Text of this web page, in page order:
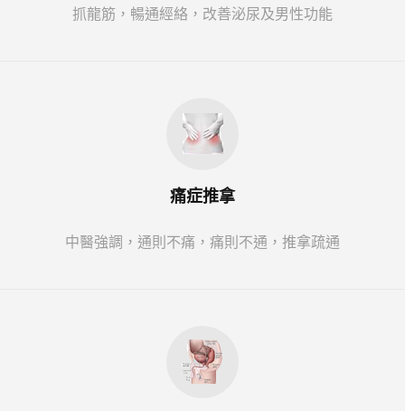
抓龍筋，暢通經絡，改善泌尿及男性功能
痛症推拿
中醫強調，通則不痛，痛則不通，推拿疏通